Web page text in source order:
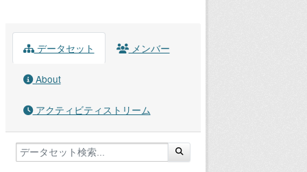
データセット メンバー
About
アクティビティストリーム